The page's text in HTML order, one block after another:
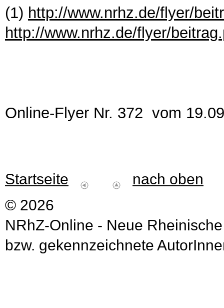
(1) http://www.nrhz.de/flyer/
http://www.nrhz.de/flyer/
Online-Flyer Nr. 372 vom
Startseite
nach oben
© 2026
NRhZ-Online - Neue
bzw. gekennzeichnete